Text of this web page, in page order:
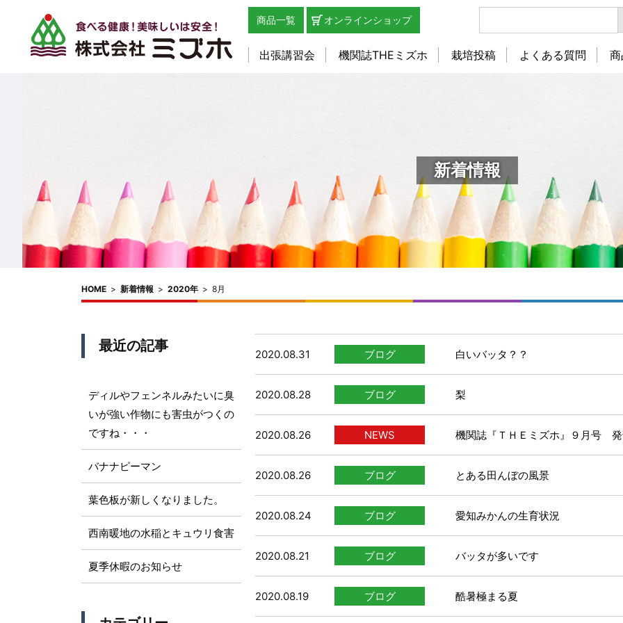
商品一覧 オンラインショップ
出張講習会 機関誌THEミズホ 栽培投稿 よくある質問
新着情報
HOME > 新着情報 > 2020年 > 8月
2020.08.31 ブログ 白いバッタ？？
2020.08.28 ブログ 梨
2020.08.26 NEWS 機関誌『ＴＨＥミズホ』９月号
2020.08.26 ブログ とある田んぼの風景
2020.08.24 ブログ 愛知みかんの生育状況
2020.08.21 ブログ バッタが多いです
2020.08.19 ブログ 酷暑極まる夏
最近の記事
ディルやフェンネルみたいに臭
いが強い作物にも害虫がつくの
ですね・・・
バナナピーマン
葉色板が新しくなりました。
西南暖地の水稲とキュウリ食害
夏季休暇のお知らせ